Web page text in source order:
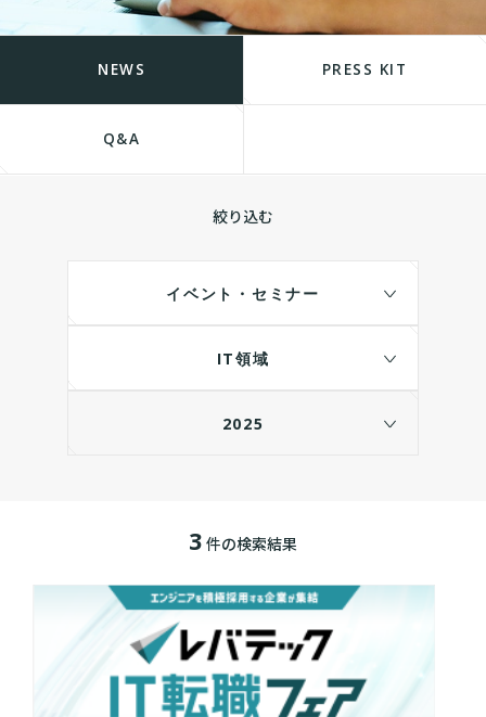
NEWS PRESS KIT
Q&A
絞り込む
イベント・セミナー
IT領域
2025
3 件の検索結果